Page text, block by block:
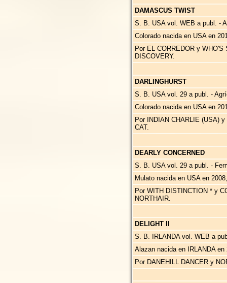
DAMASCUS TWIST
S. B. USA vol. WEB a publ. -
Colorado nacida en USA en
Por EL CORREDOR y
DISCOVERY.
DARLINGHURST
S. B. USA vol. 29 a publ. -
Colorado nacida en USA en
Por INDIAN CHARLIE (USA)
CAT.
DEARLY CONCERNED
S. B. USA vol. 29 a publ. -
Mulato nacida en USA en
Por WITH DISTINCTION * y
NORTHAIR.
DELIGHT II
S. B. IRLANDA vol. WEB a
Alazan nacida en IRLANDA
Por DANEHILL DANCER y